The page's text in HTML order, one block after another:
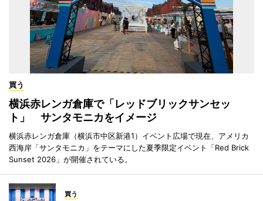
買う
横浜赤レンガ倉庫で「レッドブリックサンセッ
ト」 サンタモニカをイメージ
横浜赤レンガ倉庫（横浜市中区新港1）イベント広場で現在、アメリカ
西海岸「サンタモニカ」をテーマにした夏季限定イベント「Red Brick
Sunset 2026」が開催されている。
買う